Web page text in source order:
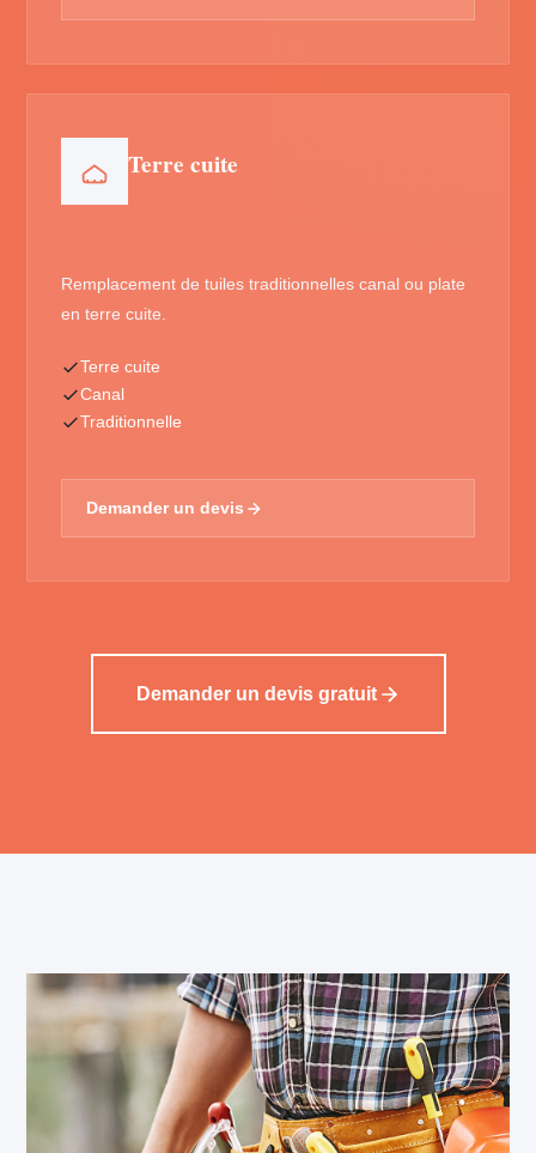
Terre cuite
Remplacement de tuiles traditionnelles canal ou plate
en terre cuite.
Terre cuite
Canal
Traditionnelle
Demander un devis
Demander un devis gratuit